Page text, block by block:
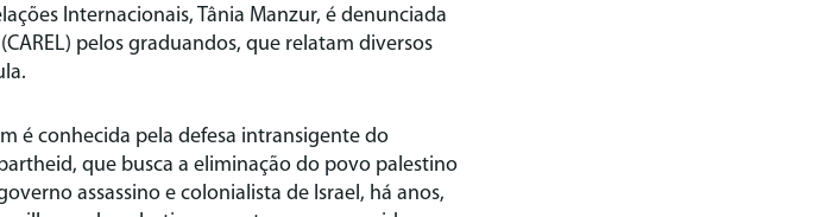
Internacionais, Tânia Manzur, é denunciada
pelos graduandos, que relatam diversos
é conhecida pela defesa intransigente do
que busca a eliminação do povo palestino
assassino e colonialista de Israel, há anos,